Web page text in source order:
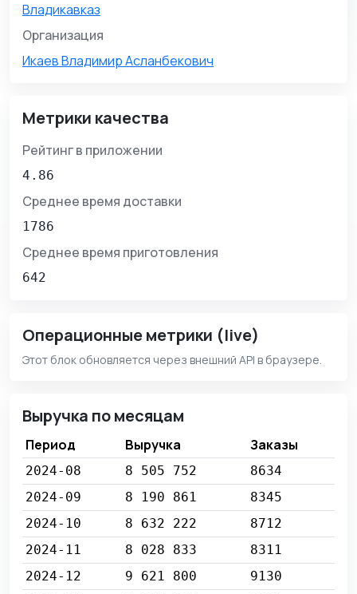
Владикавказ
Организация
Икаев Владимир Асланбекович
Метрики качества
Рейтинг в приложении
4.86
Среднее время доставки
1786
Среднее время приготовления
642
Операционные метрики (live)
Этот блок обновляется через внешний API в браузере.
Выручка по месяцам
Период Выручка Заказы
2024-08 8 505 752
8634
2024-09
8 190 861
8345
2024-10
8 632 222
8712
2024-11
8 028 833
8311
2024-12
9 621 800
9130